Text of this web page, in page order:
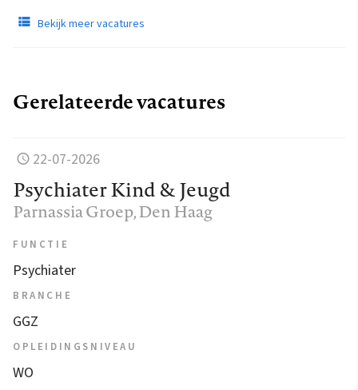
Bekijk meer vacatures
Gerelateerde vacatures
22-07-2026
Psychiater Kind & Jeugd
Parnassia Groep, Den Haag
FUNCTIE
Psychiater
BRANCHE
GGZ
OPLEIDINGSNIVEAU
WO